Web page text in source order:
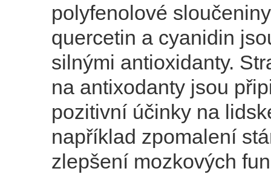
polyfenolové
quercetin a cyanidin
silnými antioxidanty.
na antixodanty jsou
pozitivní účinky na
například zpomalení
zlepšení mozkových